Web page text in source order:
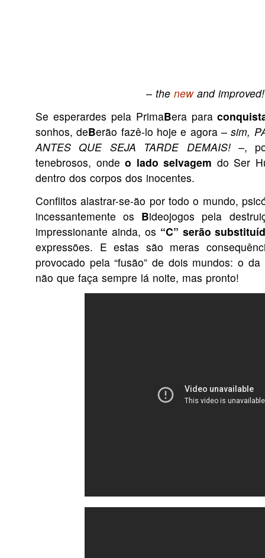
– the newand
Se esperardes pela PrimaBera para
sonhos, deBerão fazê-lo hoje e agora– sim,
ANTES QUE SEJA TARDE DEMAIS! –,
tenebrosos, onde o lado selvagem do Ser
dentro dos corpos dos inocentes.
Conflitos alastrar-se-ão por todo o mundo,
incessantemente os Bideojogos pela
impressionante ainda, os “C” serão
expressões. E estas são meras
provocado pela “fusão” de dois mundos: o
não que faça sempre lá noite, mas pronto!